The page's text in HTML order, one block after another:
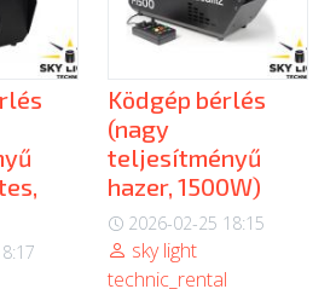
Ködgép bérlés
(nagy
teljesítményű
hazer, 1500W)
2026-02-25 18:15
sky light
technic_rental